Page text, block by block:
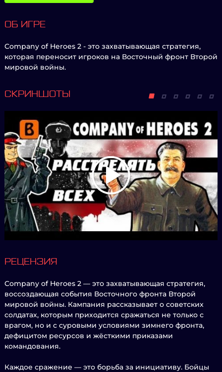
ОБ ИГРЕ
Company of Heroes 2 - это захватывающая стратегия,
которая переносит игроков на Восточный фронт Второй
мировой войны.
СКРИНШОТЫ
РЕЦЕНЗИЯ
Company of Heroes 2 — это захватывающая стратегия,
воссоздающая события Восточного фронта Второй
мировой войны. Кампания рассказывает о советских
солдатах, которым приходится сражаться не только с
врагом, но и с суровыми условиями зимнего фронта,
дефицитом ресурсов и жёсткими приказами
командования.
Каждое сражение — это борьба за инициативу. Бойцы